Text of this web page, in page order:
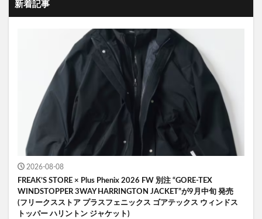
新着記事
2026-08-08
FREAK’S STORE × Plus Phenix 2026 FW 別注 “GORE-TEX
WINDSTOPPER 3WAY HARRINGTON JACKET”が9月中旬 発売
(フリークスストア プラスフェニックス ゴアテックス ウィンドス
トッパー ハリントン ジャケット)